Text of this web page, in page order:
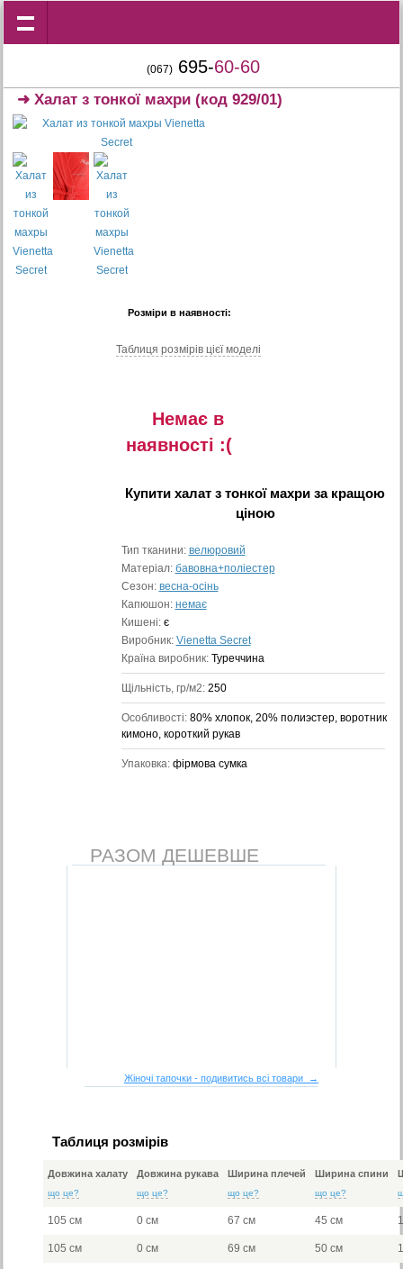
(067) 695-60-60
➜Халат з тонкої махри(код 929/01)
Розміри в наявності:
Таблиця розмiрiв цiєї моделi
Немає в
наявностi :(
Купитихалат з тонкої махриза кращою
ціною
Тип тканини: велюровий
Матеріал: бавовна+поліестер
Сезон: весна-осінь
Капюшон: немає
Кишені: є
Виробник: Vienetta Secret
Країна виробник: Туреччина
Щільність, гр/м2: 250
Особливості: 80% хлопок, 20% полиэстер, воротник
кимоно, короткий рукав
Упаковка: фірмова сумка
РАЗОМ ДЕШЕВШЕ
Жіночі тапочки - подивитись всі товари →
Таблиця розмірів
Довжина халату
що це?
Довжина рукава
що це?
Ширина плечей
що це?
Ширина спини
що це?
105 см 0 см 67 см 45 см
105 см 0 см 69 см 50 см